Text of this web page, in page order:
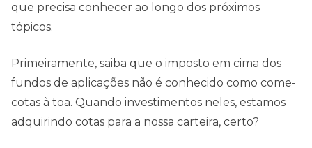
que precisa conhecer ao longo dos próximos
tópicos.
Primeiramente, saiba que o imposto em cima dos
fundos de aplicações não é conhecido como come-
cotas à toa. Quando investimentos neles, estamos
adquirindo cotas para a nossa carteira, certo?